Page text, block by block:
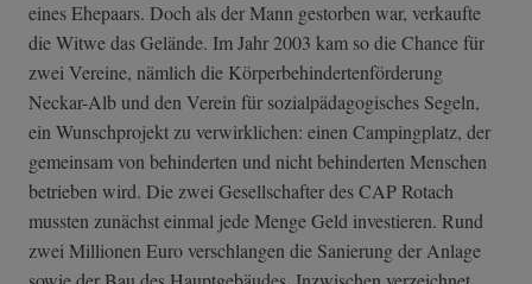
eines Ehepaars. Doch als der Mann gestorben war, verkaufte
die Witwe das Gelände. Im Jahr 2003 kam so die Chance für
zwei Vereine, nämlich die Körperbehindertenförderung
Neckar-Alb und den Verein für sozialpädagogisches Segeln,
ein Wunschprojekt zu verwirklichen: einen Campingplatz, der
gemeinsam von behinderten und nicht behinderten Menschen
betrieben wird. Die zwei Gesellschafter des CAP Rotach
mussten zunächst einmal jede Menge Geld investieren. Rund
zwei Millionen Euro verschlangen die Sanierung der Anlage